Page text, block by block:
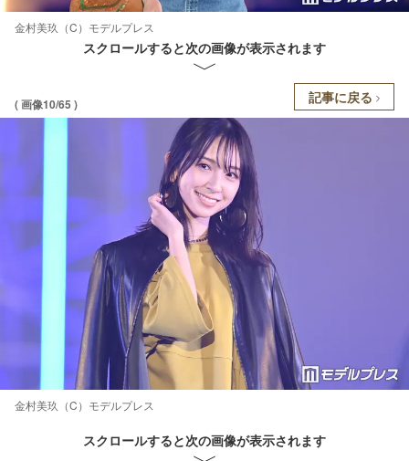
金村美玖（C）モデルプレス
スクロールすると次の画像が表示されます
( 画像10/65 ) 記事に戻る
金村美玖（C）モデルプレス
スクロールすると次の画像が表示されます